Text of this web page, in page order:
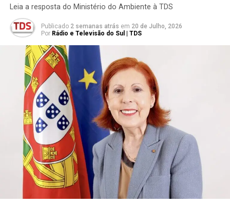
Leia a resposta do Ministério do Ambiente à TDS
Publicado 2 semanas atrás em 20 de Julho, 2026
Por Rádio e Televisão do Sul | TDS